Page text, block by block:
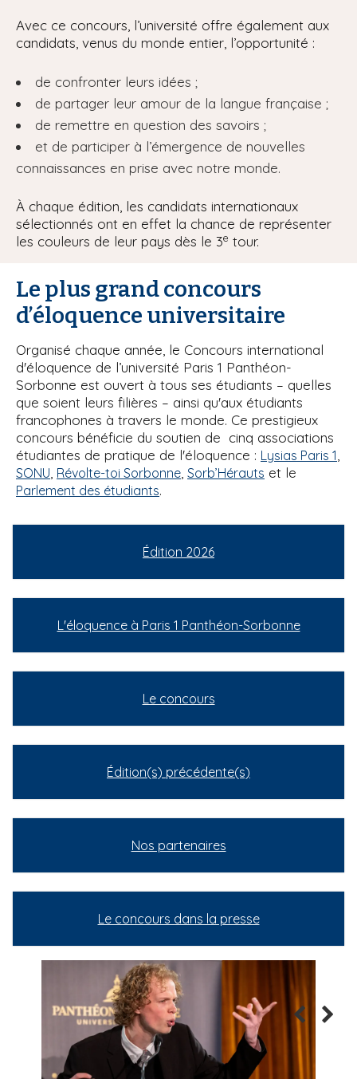
Avec ce concours, l’université offre également aux
candidats, venus du monde entier, l’opportunité :
de confronter leurs idées ;
de partager leur amour de la langue française ;
de remettre en question des savoirs ;
et de participer à l’émergence de nouvelles
connaissances en prise avec notre monde.
À chaque édition, les candidats internationaux
sélectionnés ont en effet la chance de représenter
les couleurs de leur pays dès le 3e tour.
Le plus grand concours
d’éloquence universitaire
Organisé chaque année, le Concours international
d'éloquence de l’université Paris 1 Panthéon-
Sorbonne est ouvert à tous ses étudiants – quelles
que soient leurs filières – ainsi qu'aux étudiants
francophones à travers le monde. Ce prestigieux
concours bénéficie du soutien de cinq associations
étudiantes de pratique de l'éloquence : Lysias Paris 1
SONU Révolte-toi Sorbonne Sorb’Hérauts et le
Parlement des étudiants.
Édition 2026
L'éloquence à Paris 1 Panthéon-Sorbonne
Le concours
Édition(s) précédente(s)
Nos partenaires
Le concours dans la presse